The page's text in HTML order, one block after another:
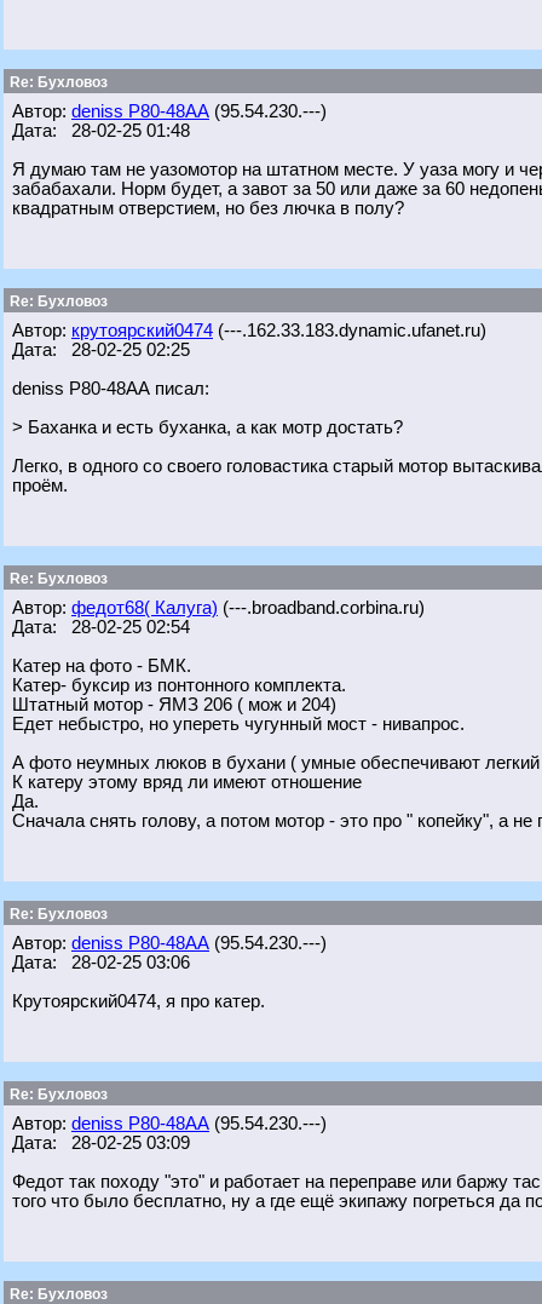
Re: Бухловоз
Автор: deniss Р80-48АА (95.54.230.---)
Дата: 28-02-25 01:48
Я думаю там не уазомотор на штатном месте. У уаза могу и
забабахали. Норм будет, а завот за 50 или даже за 60
квадратным отверстием, но без лючка в полу?
Re: Бухловоз
Автор: крутоярский0474 (---.162.33.183.dynamic.ufanet.ru)
Дата: 28-02-25 02:25
deniss Р80-48АА писал:
> Баханка и есть буханка, а как мотр достать?
Легко, в одного со своего головастика старый мотор
проём.
Re: Бухловоз
Автор: федот68( Калуга) (---.broadband.corbina.ru)
Дата: 28-02-25 02:54
Катер на фото - БМК.
Катер- буксир из понтонного комплекта.
Штатный мотор - ЯМЗ 206 ( мож и 204)
Едет небыстро, но упереть чугунный мост - нивапрос.
А фото неумных люков в бухани ( умные обеспечивают
К катеру этому вряд ли имеют отношение
Да.
Сначала снять голову, а потом мотор - это про " копейку", а не
Re: Бухловоз
Автор: deniss Р80-48АА (95.54.230.---)
Дата: 28-02-25 03:06
Крутоярский0474, я про катер.
Re: Бухловоз
Автор: deniss Р80-48АА (95.54.230.---)
Дата: 28-02-25 03:09
Федот так походу "это" и работает на переправе или баржу
того что было бесплатно, ну а где ещё экипажу погреться да
Re: Бухловоз